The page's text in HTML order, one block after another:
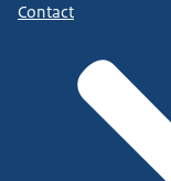
Contact